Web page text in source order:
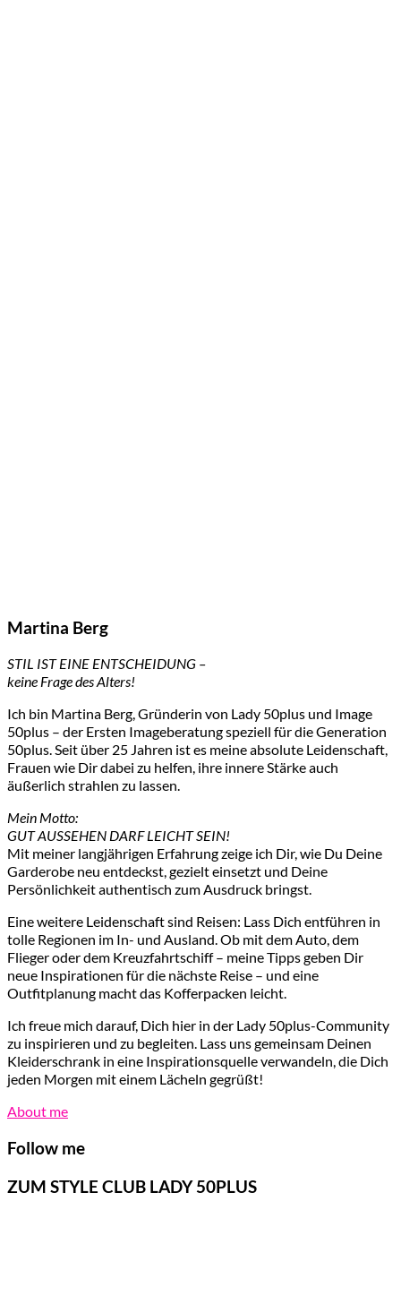
Martina Berg
STIL IST EINE ENTSCHEIDUNG –
keine Frage des Alters!
Ich bin Martina Berg, Gründerin von Lady 50plus und Image
50plus – der Ersten Imageberatung speziell für die Generation
50plus. Seit über 25 Jahren ist es meine absolute Leidenschaft,
Frauen wie Dir dabei zu helfen, ihre innere Stärke auch
äußerlich strahlen zu lassen.
Mein Motto:
GUT AUSSEHEN DARF LEICHT SEIN!
Mit meiner langjährigen Erfahrung zeige ich Dir, wie Du Deine
Garderobe neu entdeckst, gezielt einsetzt und Deine
Persönlichkeit authentisch zum Ausdruck bringst.
Eine weitere Leidenschaft sind Reisen: Lass Dich entführen in
tolle Regionen im In- und Ausland. Ob mit dem Auto, dem
Flieger oder dem Kreuzfahrtschiff – meine Tipps geben Dir
neue Inspirationen für die nächste Reise – und eine
Outfitplanung macht das Kofferpacken leicht.
Ich freue mich darauf, Dich hier in der Lady 50plus-Community
zu inspirieren und zu begleiten. Lass uns gemeinsam Deinen
Kleiderschrank in eine Inspirationsquelle verwandeln, die Dich
jeden Morgen mit einem Lächeln gegrüßt!
About me
Follow me
ZUM STYLE CLUB LADY 50PLUS